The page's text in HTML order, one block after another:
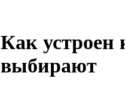
Как устроен
выбирают